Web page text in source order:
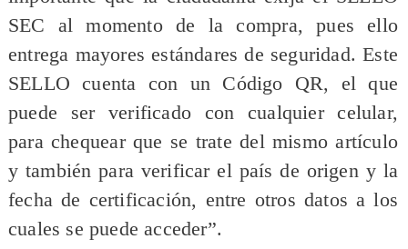
SEC al momento de la compra, pues ello
entrega mayores estándares de seguridad. Este
SELLO cuenta con un Código QR, el que
puede ser verificado con cualquier celular,
para chequear que se trate del mismo artículo
y también para verificar el país de origen y la
fecha de certificación, entre otros datos a los
cuales se puede acceder”.